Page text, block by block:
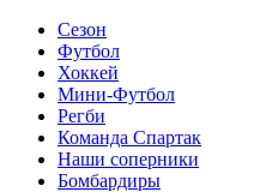
Сезон
Футбол
Хоккей
Мини-Футбол
Регби
Команда Спартак
Наши соперники
Бомбардиры